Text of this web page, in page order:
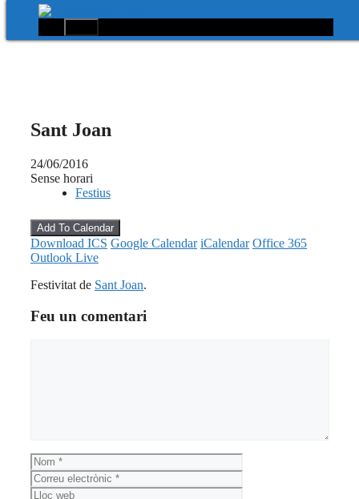
Sant Joan
24/06/2016
Sense horari
Festius
Add To Calendar
Download ICS Google Calendar iCalendar Office 365
Outlook Live
Festivitat de Sant Joan.
Feu un comentari
Nom
electrònic
web